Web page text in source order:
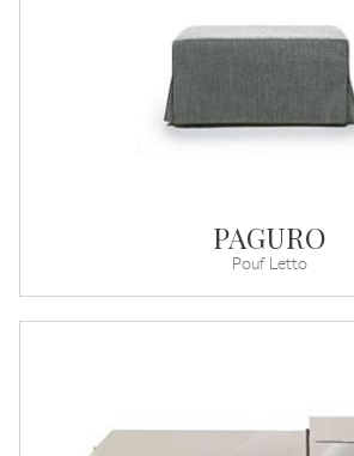
PAGURO
Pouf Letto